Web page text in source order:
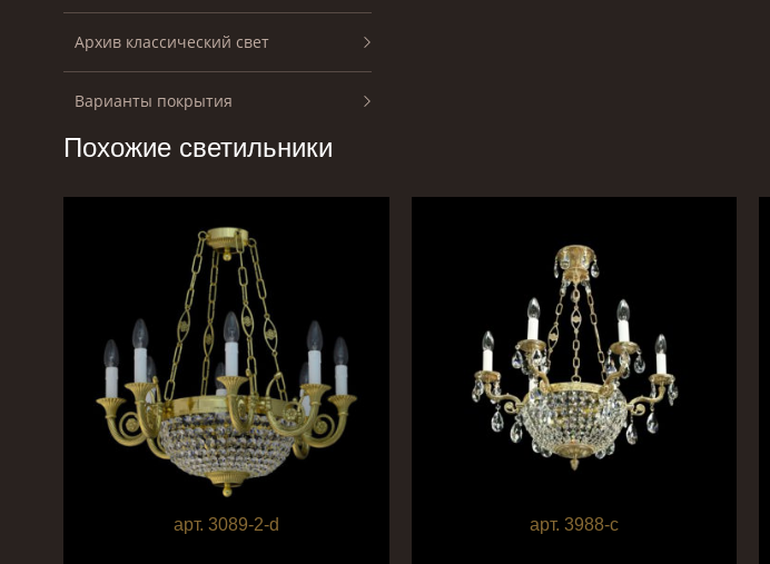
Архив классический свет
Варианты покрытия
Похожие светильники
арт. 3089-2-d арт. 3988-c